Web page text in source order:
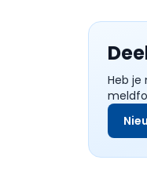
Heb je